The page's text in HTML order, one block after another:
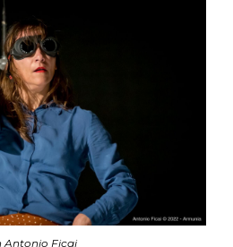
Antonio Ficai